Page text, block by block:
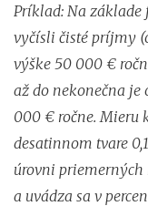
Príklad: Na
vyčísli čisté príjmy
výške 50 000 €
až do nekonečna
000 € ročne. Mieru
desatinnom tvare
úrovni
a uvádza sa v